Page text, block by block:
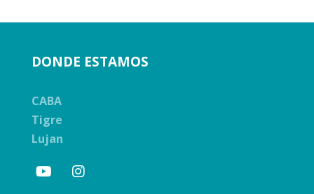
DONDE ESTAMOS
CABA
Tigre
Lujan